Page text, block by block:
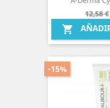
Precio
base
12,58 €

-15%